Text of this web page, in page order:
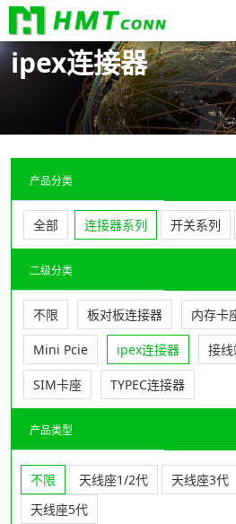
ipex连接器
产品分类
全部 连接器系列 开关系列
二级分类
不限 板对板连接器 内存卡
Mini Pcie ipex连接器 接
SIM卡座 TYPEC连接器
产品类型
不限 天线座1/2代 天线座3代
天线座5代